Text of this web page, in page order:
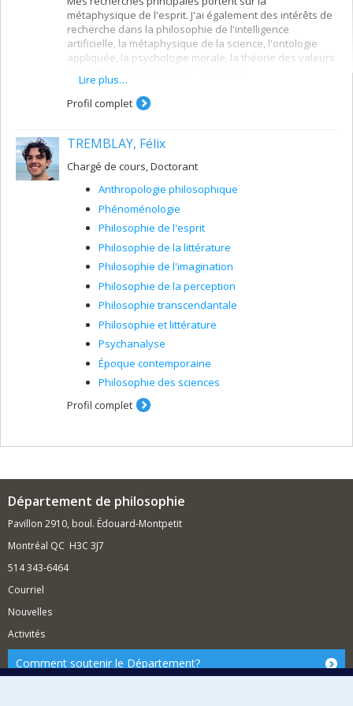
métaphysique de l'esprit. J'ai également des intérêts de
recherche dans la philosophie de l'intelligence
artificielle, la métaphysique de la science, l'ontologie
appliquée, la psychologie morale, la théorie des valeurs
Lire plus…
Profil complet
TREMBLAY, Félix
Chargé de cours, Doctorant
Anthropologie philosophique
Phénoménologie
Philosophie de l'esprit
Philosophie de la littérature
Philosophie de l'imagination
Philosophie de la perception
Philosophie transcendantale
Philosophie et littérature
Psychanalyse
Époque contemporaine
Philosophie des sciences
Profil complet
Département de philosophie
Pavillon 2910, boul. Édouard-Montpetit
Montréal QC H3C 3J7
514 343-6464
Courriel
Nouvelles
Activités
Comment soutenir le Département?